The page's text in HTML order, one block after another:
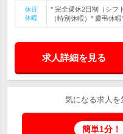
休日
休暇
* 完全週休2日制（シフ
（特別休暇）* 慶弔休暇
求人詳細を見る
気になる求人を
簡単1分！